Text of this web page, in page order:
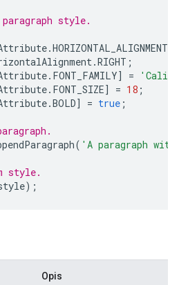
style.
.HORIZONTAL_ALIGNMENT
.RIGHT ;
. FONT_FAMILY] =
. FONT_SIZE] = 18 ;
.BOLD] = true ;
( 'A paragraph
style.
);
Opis